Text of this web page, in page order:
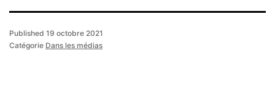
Published 19 octobre 2021
Catégorie Dans les médias